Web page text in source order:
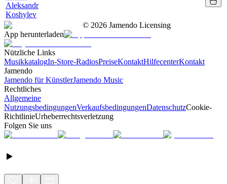
Aleksandr
Koshylev
© 2026 Jamendo Licensing
App herunterladen
Nützliche Links
MusikkatalogIn-Store-RadiosPreiseKontaktHilfecenterKontakt
Jamendo
Jamendo für KünstlerJamendo Music
Rechtliches
Allgemeine
NutzungsbedingungenVerkaufsbedingungenDatenschutzCookie-
RichtlinieUrheberrechtsverletzung
Folgen Sie uns